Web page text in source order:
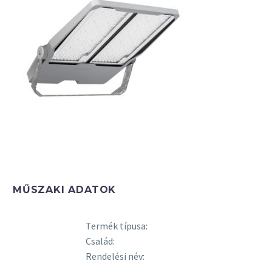
MŰSZAKI ADATOK
Termék típusa:
Család:
Rendelési név: